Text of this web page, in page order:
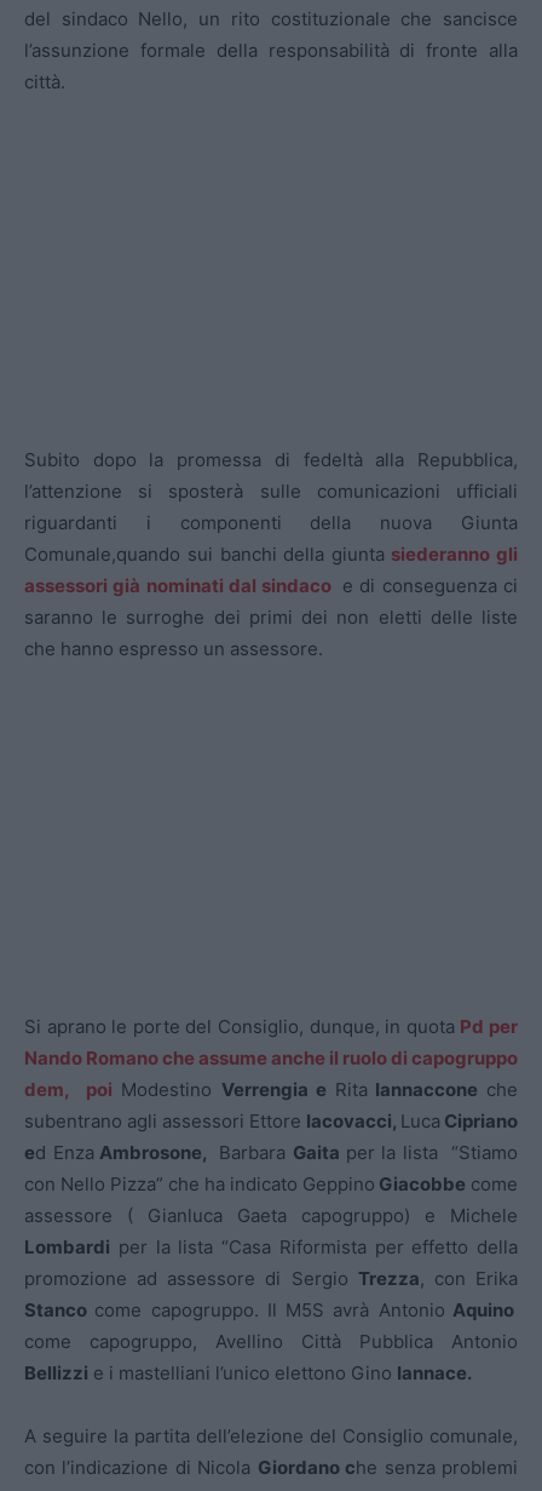
del sindaco Nello, un rito costituzionale che sancisce
l’assunzione formale della responsabilità di fronte alla
città.
Subito dopo la promessa di fedeltà alla Repubblica,
l’attenzione si sposterà sulle comunicazioni ufficiali
riguardanti i componenti della nuova Giunta
Comunale,quando sui banchi della giunta siederanno gli
assessori già nominati dal sindaco e di conseguenza ci
saranno le surroghe dei primi dei non eletti delle liste
che hanno espresso un assessore.
Si aprano le porte del Consiglio, dunque, in quota Pd per
Nando Romano che assume anche il ruolo di capogruppo
dem, poi Modestino Verrengia e Rita Iannaccone che
subentrano agli assessori Ettore Iacovacci, Luca Cipriano
ed Enza Ambrosone, Barbara Gaita per la lista “Stiamo
con Nello Pizza” che ha indicato Geppino Giacobbe come
assessore ( Gianluca Gaeta capogruppo) e Michele
Lombardi per la lista “Casa Riformista per effetto della
promozione ad assessore di Sergio Trezza, con Erika
Stanco come capogruppo. Il M5S avrà Antonio Aquino
come capogruppo, Avellino Città Pubblica Antonio
Bellizzi e i mastelliani l’unico elettono Gino Iannace.
A seguire la partita dell’elezione del Consiglio comunale,
con l’indicazione di Nicola Giordano che senza problemi